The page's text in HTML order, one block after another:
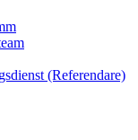
(Referendare)